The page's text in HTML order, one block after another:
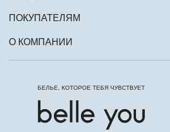
ПОКУПАТЕЛЯМ
О КОМПАНИИ
БЕЛЬЕ, КОТОРОЕ ТЕБЯ ЧУВСТВУЕТ